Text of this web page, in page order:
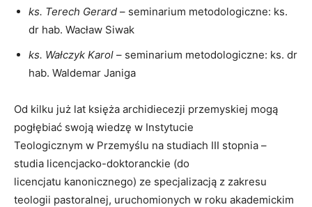
ks. Terech Gerard – seminarium metodologiczne: ks.
dr hab. Wacław Siwak
ks. Wałczyk Karol – seminarium metodologiczne: ks. dr
hab. Waldemar Janiga
Od kilku już lat księża archidiecezji przemyskiej mogą
pogłębiać swoją wiedzę w Instytucie
Teologicznym w Przemyślu na studiach III stopnia –
studia licencjacko-doktoranckie (do
licencjatu kanonicznego) ze specjalizacją z zakresu
teologii pastoralnej, uruchomionych w roku akademickim